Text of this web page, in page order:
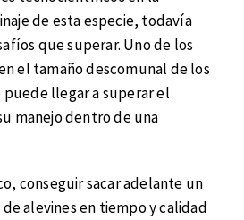
de esta especie, todavía
que superar. Uno de los
el tamaño descomunal de los
llegar a superar el
manejo dentro de una
conseguir sacar adelante un
alevines en tiempo y calidad